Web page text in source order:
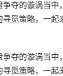
夺的漩涡当
觅策略，一
夺的漩涡当
觅策略，一起